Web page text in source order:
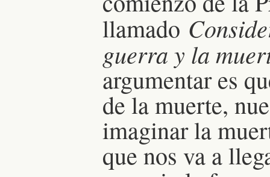
llamado
guerra y la
argumentar es
de la muerte,
imaginar la
que nos va a